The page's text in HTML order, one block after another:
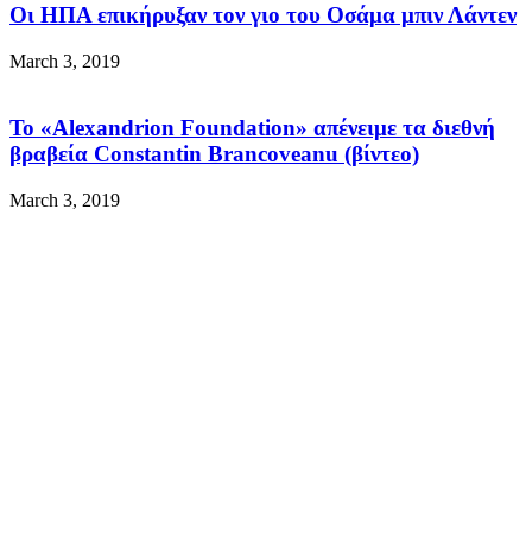
Οι ΗΠΑ επικήρυξαν τον γιο του Οσάμα μπιν Λάντεν
March 3, 2019
Το «Alexandrion Foundation» απένειμε τα διεθνή
βραβεία Constantin Brancoveanu (βίντεο)
March 3, 2019